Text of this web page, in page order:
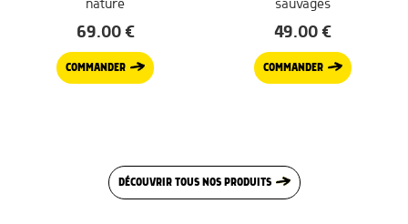
nature
69.00€
COMMANDER
sauvages
49.00€
COMMANDER
DÉCOUVRIR TOUS NOS PRODUITS